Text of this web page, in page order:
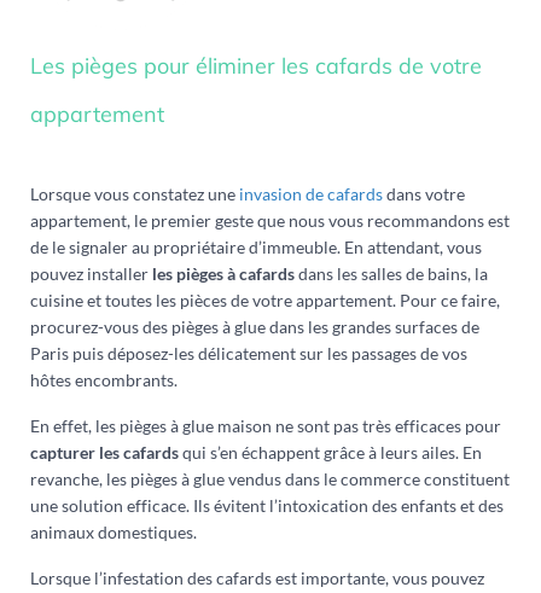
Les pièges pour éliminer les cafards de votre
appartement
Lorsque vous constatez une invasion de cafardsdans votre
appartement, le premier geste que nous vous recommandons est
de le signaler au propriétaire d’immeuble. En attendant, vous
pouvez installer les pièges à cafardsdans les salles de bains, la
cuisine et toutes les pièces de votre appartement. Pour ce faire,
procurez-vous des pièges à glue dans les grandes surfaces de
Paris puis déposez-les délicatement sur les passages de vos
hôtes encombrants.
En effet, les pièges à glue maison ne sont pas très efficaces pour
capturer les cafardsqui s’en échappent grâce à leurs ailes. En
revanche, les pièges à glue vendus dans le commerce constituent
une solution efficace. Ils évitent l’intoxication des enfants et des
animaux domestiques.
Lorsque l’infestation des cafards est importante, vous pouvez